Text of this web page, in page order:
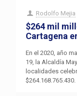
Rodolfo Mejia
$264 mil
Cartagena
En el 2020, año
19, la Alcaldía
localidades
$264.168.765.430.